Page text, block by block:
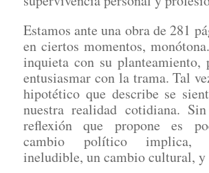
Estamos ante una obra de 281
en ciertos momentos,
inquieta con su planteamiento,
entusiasmar con la trama. Tal
hipotético que describe se
nuestra realidad cotidiana.
reflexión que propone es
cambio político implica,
ineludible, un cambio cultural, y